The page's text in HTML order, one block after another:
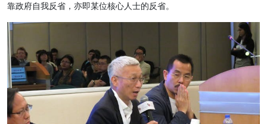
靠政府自我反省，亦即某位核心人士的反省。